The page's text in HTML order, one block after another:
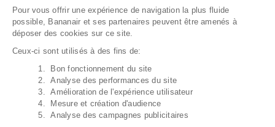
Pour vous offrir une expérience de navigation la plus fluide
possible, Bananair et ses partenaires peuvent être amenés à
déposer des cookies sur ce site.
Ceux-ci sont utilisés à des fins de:
1. Bon fonctionnement du site
2. Analyse des performances du site
3. Amélioration de l'expérience utilisateur
4. Mesure et création d'audience
5. Analyse des campagnes publicitaires
Axeptio consent